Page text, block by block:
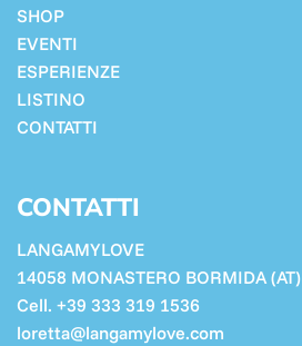
SHOP
EVENTI
ESPERIENZE
LISTINO
CONTATTI
CONTATTI
LANGAMYLOVE
14058 MONASTERO BORMIDA (AT)
Cell. +39 333 319 1536
loretta@langamylove.com